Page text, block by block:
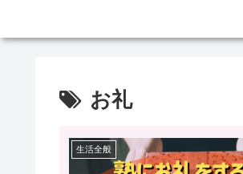
お礼
生活全般